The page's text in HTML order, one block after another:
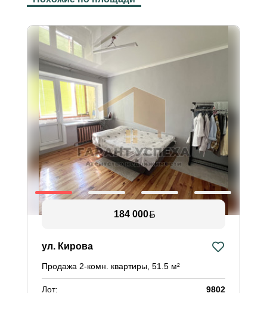
184 000
ул. Кирова
Продажа 2-комн. квартиры, 51.5 м²
Лот:
9802